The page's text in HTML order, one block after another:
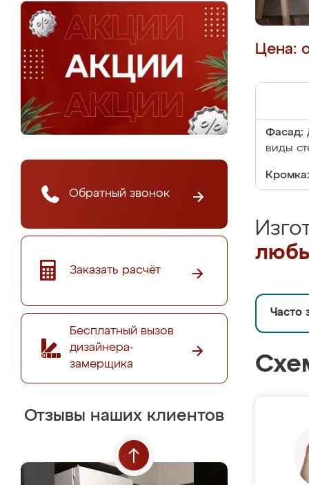
Обратный звонок
Заказать расчёт
Бесплатный вызов
дизайнера-
замерщика
Отзывы наших клиентов
Цена:
Фасад:
виды
Кромка:
Часто